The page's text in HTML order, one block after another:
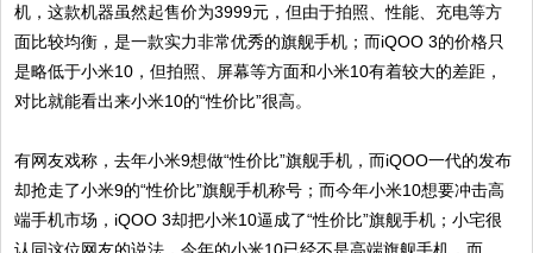
机，这款机器虽然起售价为3999元，但由于拍照、性能、充电等方
面比较均衡，是一款实力非常优秀的旗舰手机；而iQOO 3的价格只
是略低于小米10，但拍照、屏幕等方面和小米10有着较大的差距，
对比就能看出来小米10的“性价比”很高。
有网友戏称，去年小米9想做“性价比”旗舰手机，而iQOO一代的发布
却抢走了小米9的“性价比”旗舰手机称号；而今年小米10想要冲击高
端手机市场，iQOO 3却把小米10逼成了“性价比”旗舰手机；小宅很